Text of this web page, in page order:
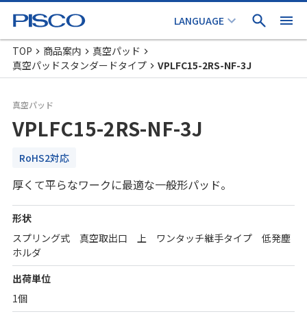
TOP 商品案内
真空パッド
真空パッドスタンダードタイプ
VPLFC15-2RS-NF-3J
真空パッド
VPLFC15-2RS-NF-3J
RoHS2対応
厚くて平らなワークに最適な一般形パッド。
形状
スプリング式 真空取出口 上 ワンタッチ継手タイプ 低発塵
ホルダ
出荷単位
1個